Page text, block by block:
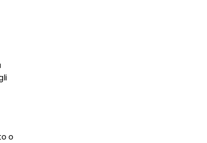
o